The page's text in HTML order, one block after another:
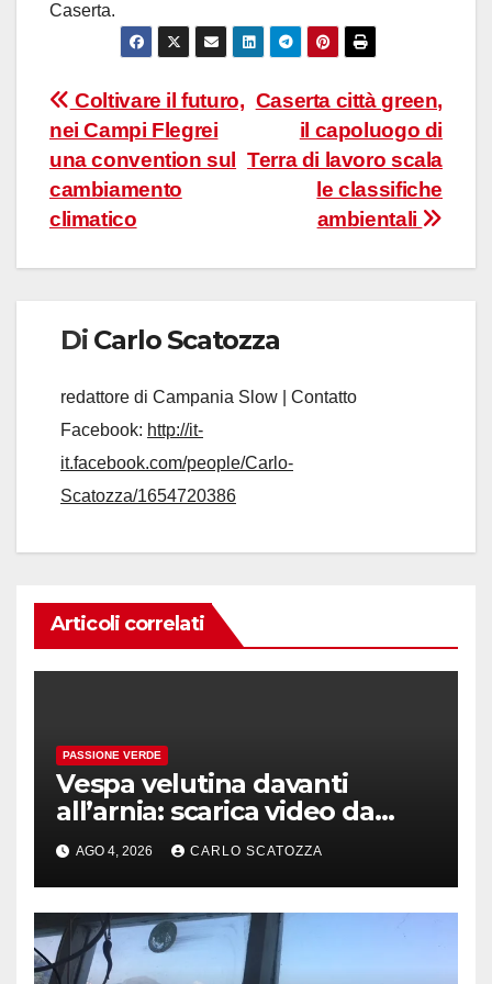
Caserta.
Navigazione
articoli
Caserta città green,
il capoluogo di
Terra di lavoro scala
le classifiche
ambientali
Coltivare il futuro,
nei Campi Flegrei
una convention sul
cambiamento
climatico
Di Carlo Scatozza
redattore di Campania Slow | Contatto
Facebook: http://it-
it.facebook.com/people/Carlo-
Scatozza/1654720386
Articoli correlati
PASSIONE VERDE
Vespa velutina davanti
all’arnia: scarica video da
TikTok prima che il post
sparisca
AGO 4, 2026 CARLO SCATOZZA